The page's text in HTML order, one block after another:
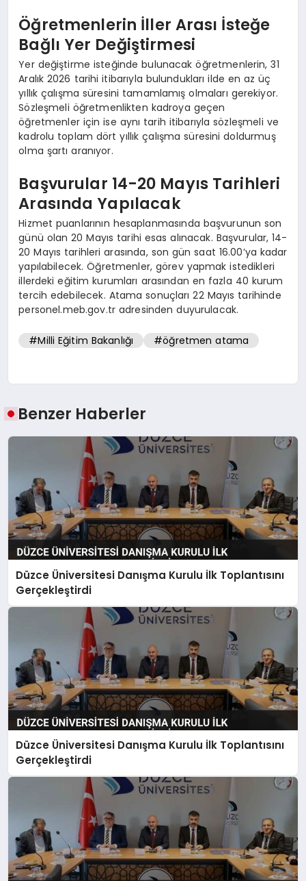
Öğretmenlerin İller Arası İsteğe
Bağlı Yer Değiştirmesi
Yer değiştirme isteğinde bulunacak öğretmenlerin, 31
Aralık 2026 tarihi itibarıyla bulundukları ilde en az üç
yıllık çalışma süresini tamamlamış olmaları gerekiyor.
Sözleşmeli öğretmenlikten kadroya geçen
öğretmenler için ise aynı tarih itibarıyla sözleşmeli ve
kadrolu toplam dört yıllık çalışma süresini doldurmuş
olma şartı aranıyor.
Başvurular 14-20 Mayıs Tarihleri
Arasında Yapılacak
Hizmet puanlarının hesaplanmasında başvurunun son
günü olan 20 Mayıs tarihi esas alınacak. Başvurular, 14-
20 Mayıs tarihleri arasında, son gün saat 16.00’ya kadar
yapılabilecek. Öğretmenler, görev yapmak istedikleri
illerdeki eğitim kurumları arasından en fazla 40 kurum
tercih edebilecek. Atama sonuçları 22 Mayıs tarihinde
personel.meb.gov.tr adresinden duyurulacak.
#Milli Eğitim Bakanlığı #öğretmen atama
Benzer Haberler
Düzce Üniversitesi Danışma Kurulu İlk Toplantısını
Gerçekleştirdi
Düzce Üniversitesi Danışma Kurulu İlk Toplantısını
Gerçekleştirdi